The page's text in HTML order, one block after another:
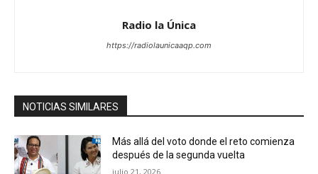
Radio la Única
https://radiolaunicaaqp.com
NOTICIAS SIMILARES
Más allá del voto donde el reto comienza
después de la segunda vuelta
julio 21, 2026